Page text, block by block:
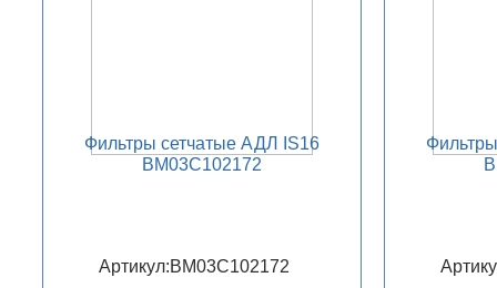
Фильтры сетчатые АДЛ IS16
BM03C102172
Артикул:BM03C102172